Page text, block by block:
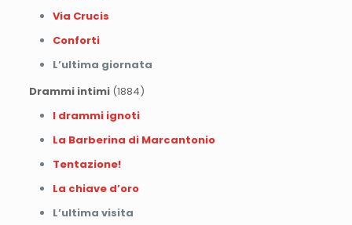
Via Crucis
Conforti
L’ultima giornata
Drammi intimi(1884)
I drammi ignoti
La Barberina di Marcantonio
Tentazione!
La chiave d’oro
L’ultima visita